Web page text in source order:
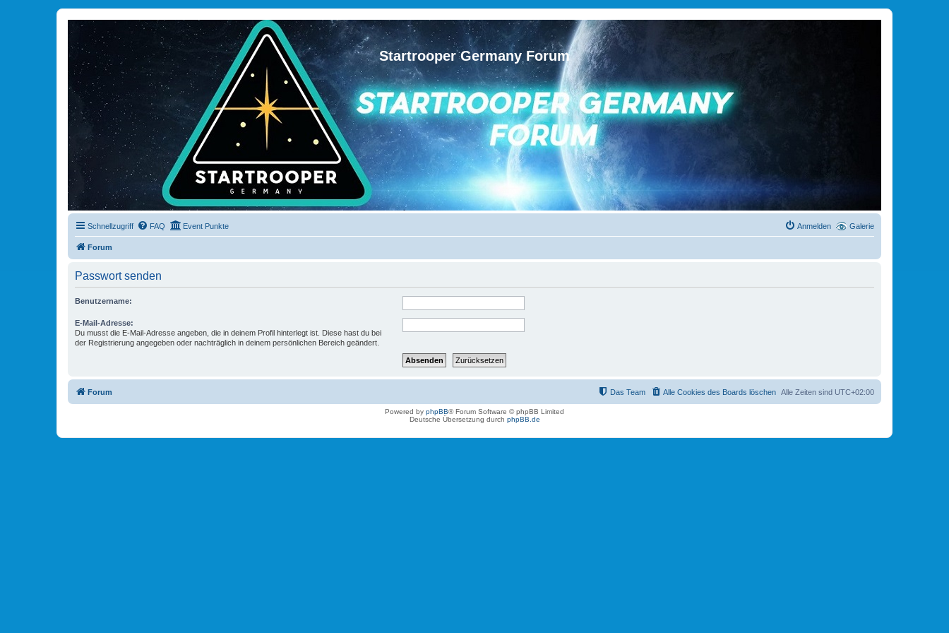
Startrooper Germany Forum
Schnellzugriff Galerie
FAQ Event Punkte Anmelden
Forum
Passwort senden
Benutzername:
E-Mail-Adresse:
Du musst die E-Mail-Adresse angeben, die in deinem Profil hinterlegt ist. Diese hast du bei
der Registrierung angegeben oder nachträglich in deinem persönlichen Bereich geändert.
Forum Alle Zeiten sind UTC+02:00
Alle Cookies des Boards löschen
Das Team
Powered by phpBB® Forum Software © phpBB Limited
Deutsche Übersetzung durch phpBB.de